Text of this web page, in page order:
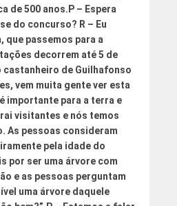
de 500 anos.P – Espera
do concurso? R – Eu
que passemos para a
decorrem até 5 de
castanheiro de Guilhafonso
vem muita gente ver esta
importante para a terra e
visitantes e nós temos
As pessoas consideram
pela idade do
por ser uma árvore com
e as pessoas perguntam
uma árvore daquele